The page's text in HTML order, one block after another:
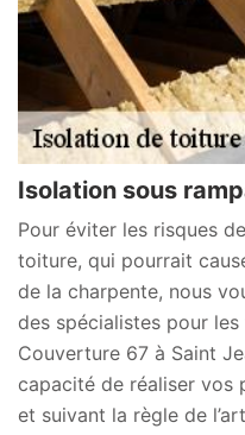
Isolation sous
Pour éviter les risques
toiture, qui pourrait
de la charpente, nous
des spécialistes pour les
Couverture 67 à Saint
capacité de réaliser vos
et suivant la règle de